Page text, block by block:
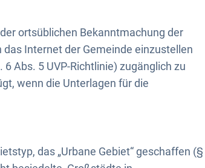
ortsüblichen Bekanntmachung der
Internet der Gemeinde einzustellen
Abs. 5 UVP-Richtlinie) zugänglich zu
wenn die Unterlagen für die
das „Urbane Gebiet“ geschaffen (§